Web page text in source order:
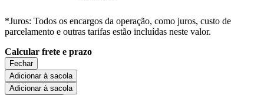
*Juros: Todos os encargos da operação, como juros, custo de
parcelamento e outras tarifas estão incluídas neste valor.
Calcular frete e prazo
Fechar
Adicionar à sacola
Adicionar à sacola